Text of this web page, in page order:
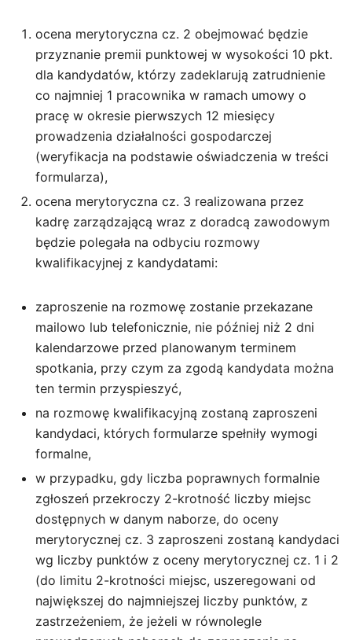
ocena merytoryczna cz. 2 obejmować będzie
przyznanie premii punktowej w wysokości 10 pkt.
dla kandydatów, którzy zadeklarują zatrudnienie
co najmniej 1 pracownika w ramach umowy o
pracę w okresie pierwszych 12 miesięcy
prowadzenia działalności gospodarczej
(weryfikacja na podstawie oświadczenia w treści
formularza),
ocena merytoryczna cz. 3 realizowana przez
kadrę zarządzającą wraz z doradcą zawodowym
będzie polegała na odbyciu rozmowy
kwalifikacyjnej z kandydatami:
zaproszenie na rozmowę zostanie przekazane
mailowo lub telefonicznie, nie później niż 2 dni
kalendarzowe przed planowanym terminem
spotkania, przy czym za zgodą kandydata można
ten termin przyspieszyć,
na rozmowę kwalifikacyjną zostaną zaproszeni
kandydaci, których formularze spełniły wymogi
formalne,
w przypadku, gdy liczba poprawnych formalnie
zgłoszeń przekroczy 2-krotność liczby miejsc
dostępnych w danym naborze, do oceny
merytorycznej cz. 3 zaproszeni zostaną kandydaci
wg liczby punktów z oceny merytorycznej cz. 1 i 2
(do limitu 2-krotności miejsc, uszeregowani od
największej do najmniejszej liczby punktów, z
zastrzeżeniem, że jeżeli w równolegle